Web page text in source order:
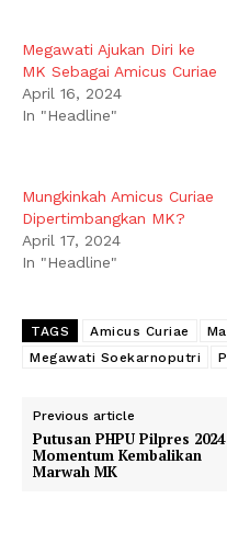
Megawati Ajukan Diri ke
MK Sebagai Amicus Curiae
April 16, 2024
In "Headline"
Mungkinkah Amicus Curiae
Dipertimbangkan MK?
April 17, 2024
In "Headline"
TAGS Amicus Curiae
Megawati Soekarnoputri
Previous article
Putusan PHPU Pilpres 2024
Momentum Kembalikan
Marwah MK